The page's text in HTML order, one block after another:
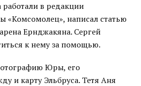
в редакции
«Комсомолец», написал статью
Ернджакяна. Сергей
к нему за помощью.
Юры, его
и карту Эльбруса. Тетя Аня